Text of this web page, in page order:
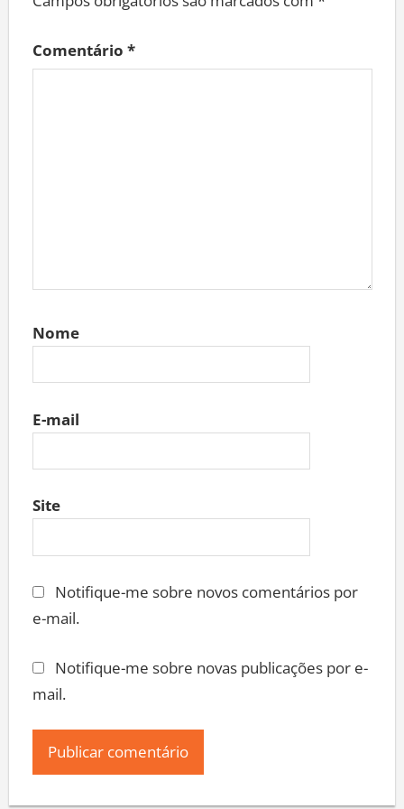
Comentário *
Nome
E-mail
Site
Notifique-me sobre novos comentários por
e-mail.
Notifique-me sobre novas publicações por e-
mail.